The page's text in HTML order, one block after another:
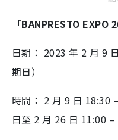
「BANPRESTO EXPO
日期： 2023 年 2 月 9
期日）
時間： 2 月 9 日 18:30
日至 2 月 26 日 11:00 –